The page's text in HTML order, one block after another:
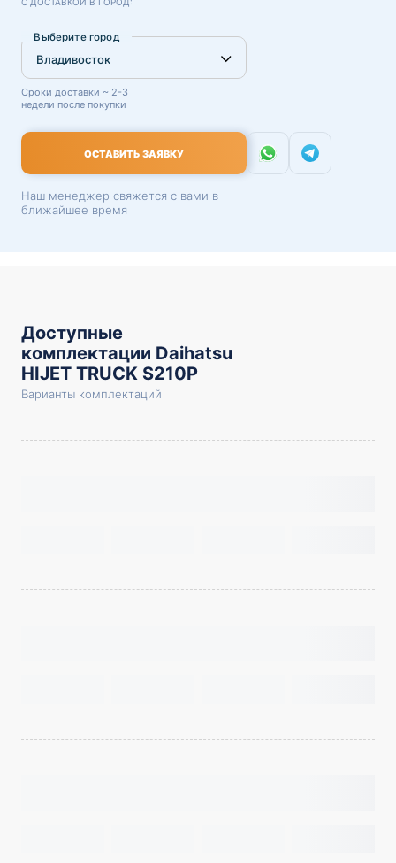
Выберите город
Сроки доставки ~ 2-3
недели после покупки
ОСТАВИТЬ ЗАЯВКУ
Наш менеджер свяжется с вами в
ближайшее время
Доступные
комплектации Daihatsu
HIJET TRUCK S210P
Варианты комплектаций